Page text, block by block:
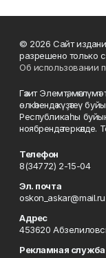
© 2026 Сайт
разрешено только
Об использовании
Гәзит Элемтә,
өлкәһендә күҙәтеү
Республикаһы
ноябрендә
Телефон
8(34772) 2-15-04
Эл. почта
oskon_askar@mail.ru
Адрес
453620
Рекламная служба